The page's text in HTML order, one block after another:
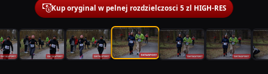
Kup oryginal w pelnej rozdzielczosci 5 zl HIGH-RES